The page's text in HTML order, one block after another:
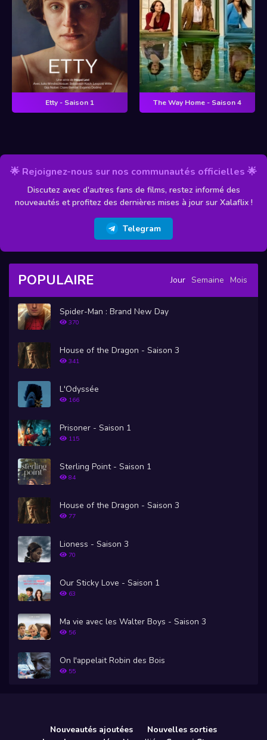
Etty - Saison 1 The Way Home - Saison 4
🌟 Rejoignez-nous sur nos communautés officielles 🌟
Discutez avec d'autres fans de films, restez informé des
nouveautés et profitez des dernières mises à jour sur Xalaflix !
Telegram
POPULAIRE Jour Semaine Mois
Spider-Man : Brand New Day
370
House of the Dragon - Saison 3
341
L'Odyssée
166
Prisoner - Saison 1
115
Sterling Point - Saison 1
84
House of the Dragon - Saison 3
77
Lioness - Saison 3
70
Our Sticky Love - Saison 1
63
Ma vie avec les Walter Boys - Saison 3
56
On l'appelait Robin des Bois
55
Nouveautés ajoutées
Nouvelles sorties